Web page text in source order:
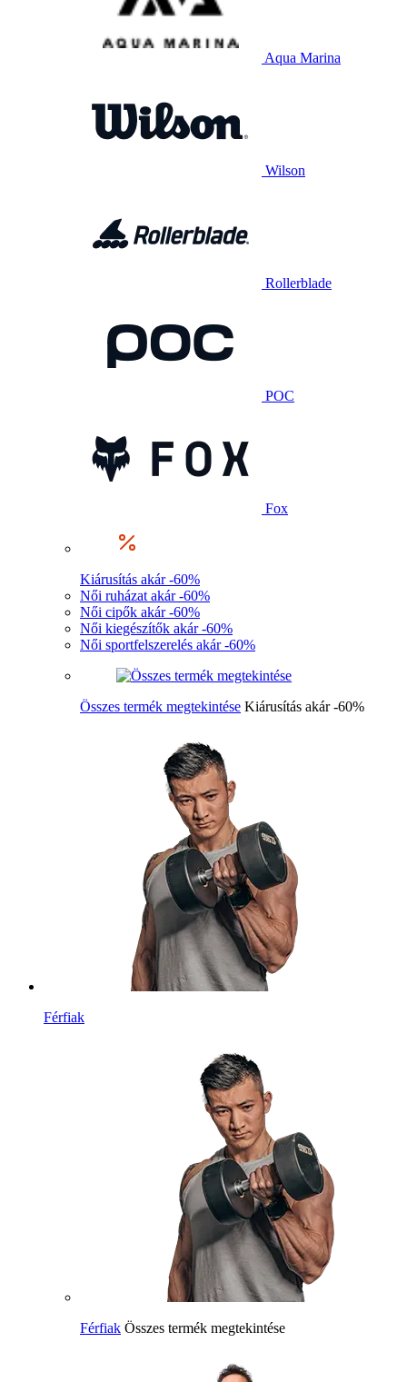
Aqua Marina
Wilson
Rollerblade
POC
Fox
Kiárusítás akár -60%
Női ruházat akár -60%
Női cipők akár -60%
Női kiegészítők akár -60%
Női sportfelszerelés akár -60%
Összes termék megtekintése Kiárusítás akár -60%
Férfiak
Férfiak Összes termék megtekintése